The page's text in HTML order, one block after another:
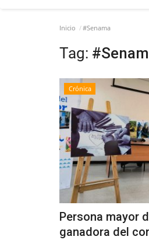
Inicio #Senama
Tag:
Crónica
Persona mayor
ganadora del